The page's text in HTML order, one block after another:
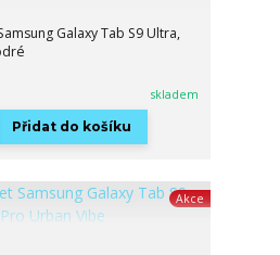
Galaxy Tab S9 Ultra,
skladem
Přidat do košíku
Akce